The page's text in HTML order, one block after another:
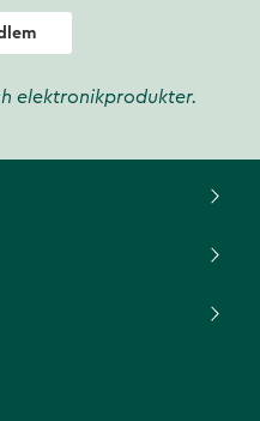
elektronikprodukter.